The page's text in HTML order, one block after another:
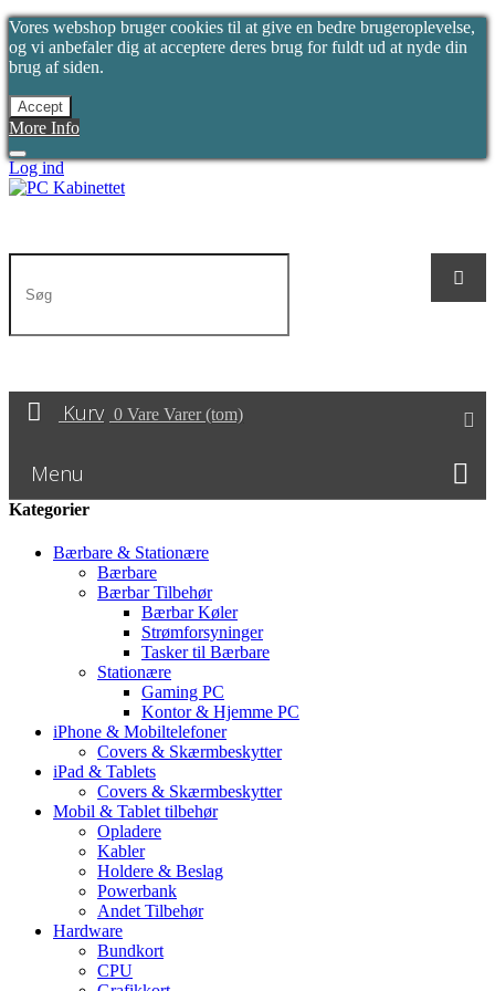
Vores webshop bruger cookies til at give en bedre brugeroplevelse,
og vi anbefaler dig at acceptere deres brug for fuldt ud at nyde din
brug af siden.
Accept
More Info
Log ind
Kurv 0 Vare Varer (tom)
Menu
Kategorier
Bærbare & Stationære
Bærbare
Bærbar Tilbehør
Bærbar Køler
Strømforsyninger
Tasker til Bærbare
Stationære
Gaming PC
Kontor & Hjemme PC
iPhone & Mobiltelefoner
Covers & Skærmbeskytter
iPad & Tablets
Covers & Skærmbeskytter
Mobil & Tablet tilbehør
Opladere
Kabler
Holdere & Beslag
Powerbank
Andet Tilbehør
Hardware
Bundkort
CPU